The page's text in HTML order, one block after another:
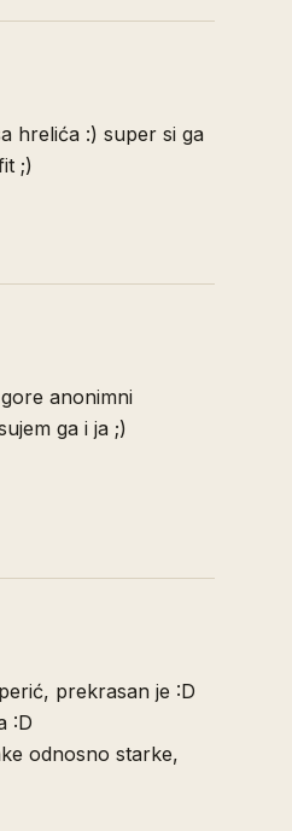
hrelića :) super si ga
;)
anonimni
ga i ja ;)
prekrasan je :D
:D
odnosno starke,